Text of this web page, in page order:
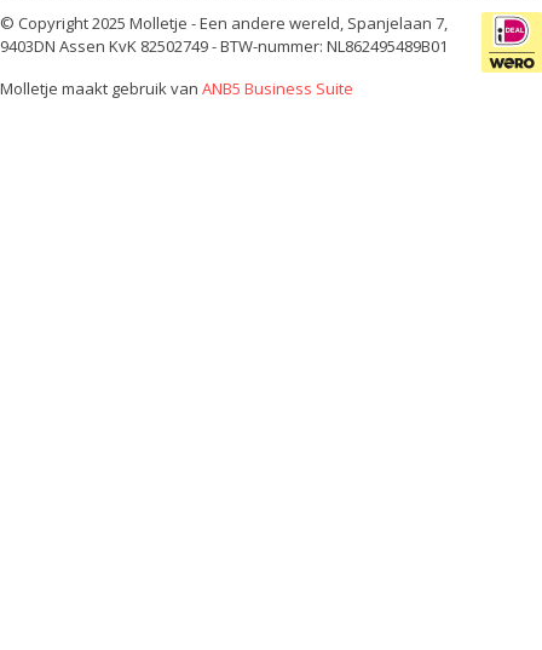
© Copyright 2025 Molletje - Een andere wereld, Spanjelaan 7,
9403DN Assen KvK 82502749 - BTW-nummer: NL862495489B01
Molletje maakt gebruik van ANB5 Business Suite